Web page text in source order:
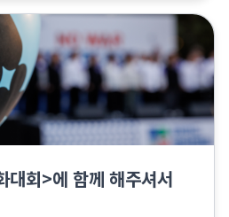
회>에 함께 해주셔서